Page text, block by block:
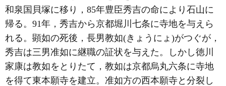
和泉国貝塚に移り，85年豊臣秀吉の命により石山に
帰る。91年，秀吉から京都堀川七条に寺地を与えら
れる。顕如の死後，長男教如(きょうにょ)がつぐが，
秀吉は三男准如に継職の証状を与えた。しかし徳川
家康は教如をとりたて，教如は京都烏丸六条に寺地
を得て東本願寺を建立。准如方の西本願寺と分裂し